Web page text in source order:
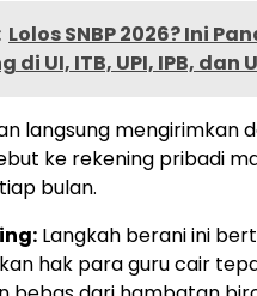
Lolos SNBP 2026? Ini
di UI, ITB, UPI, IPB, dan
langsung mengirimkan
ke rekening pribadi
bulan.
Langkah berani ini
hak para guru cair